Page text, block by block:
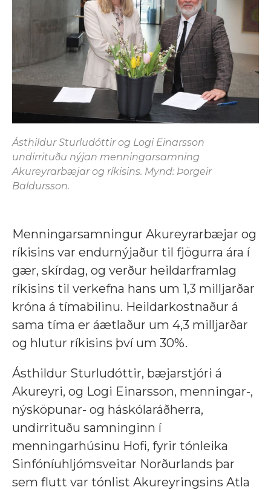
Ásthildur Sturludóttir og Logi Einarsson
undirrituðu nýjan menningarsamning
Akureyrarbæjar og ríkisins. Mynd: Þorgeir
Baldursson.
Menningarsamningur Akureyrarbæjar og
ríkisins var endurnýjaður til fjögurra ára í
gær, skírdag, og verður heildarframlag
ríkisins til verkefna hans um 1,3 milljarðar
króna á tímabilinu. Heildarkostnaður á
sama tíma er áætlaður um 4,3 milljarðar
og hlutur ríkisins því um 30%.
Ásthildur Sturludóttir, bæjarstjóri á
Akureyri, og Logi Einarsson, menningar-,
nýsköpunar- og háskólaráðherra,
undirrituðu samninginn í
menningarhúsinu Hofi, fyrir tónleika
Sinfóníuhljómsveitar Norðurlands þar
sem flutt var tónlist Akureyringsins Atla